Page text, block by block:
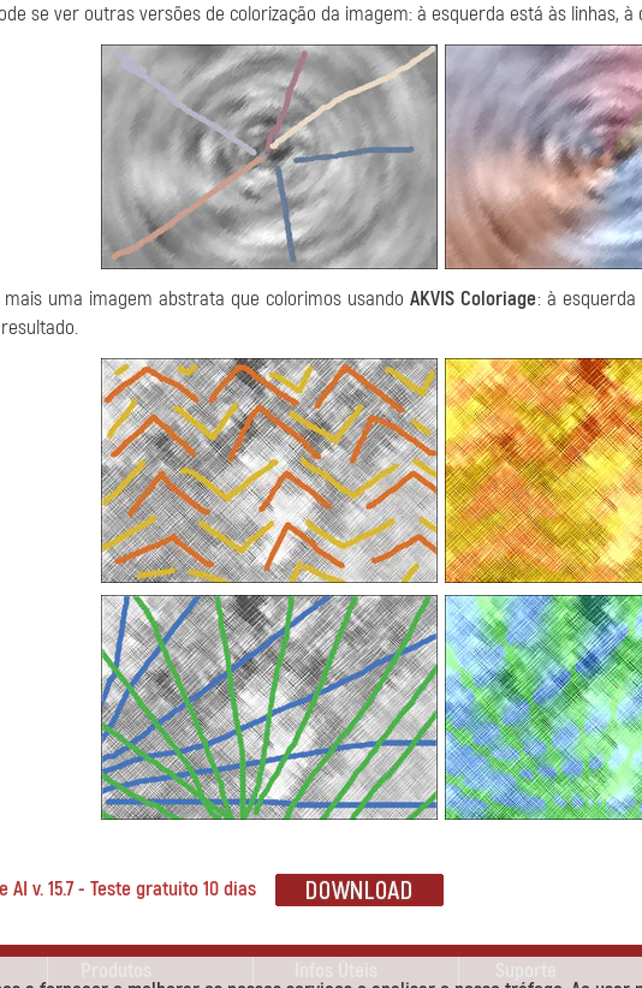
se ver outras versões de colorização da imagem: à esquerda está às linhas,
mais uma imagem abstrata que colorimos usandoAKVIS Coloriage: à
AI v. 15.7 - Teste gratuito 10 dias